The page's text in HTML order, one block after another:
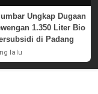
Ungkap Dugaan
1.350 Liter Bio
di Padang
lalu